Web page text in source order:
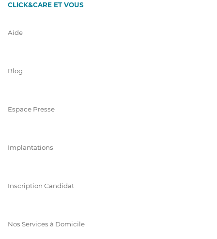
CLICK&CARE ET VOUS
Aide
Blog
Espace Presse
Implantations
Inscription Candidat
Nos Services à Domicile